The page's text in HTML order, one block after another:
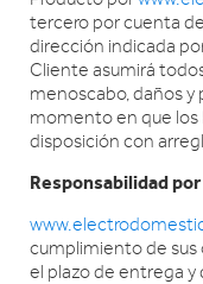
tercero por cuenta de
dirección indicada
Cliente asumirá
menoscabo, daños y
momento en que los
disposición con
Responsabilidad
cumplimiento de sus
el plazo de entrega y